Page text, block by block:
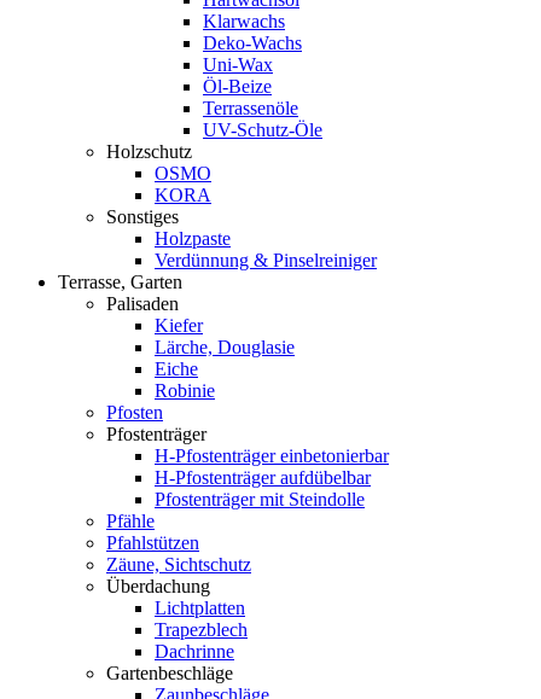
Klarwachs
Deko-Wachs
Uni-Wax
Öl-Beize
Terrassenöle
UV-Schutz-Öle
Holzschutz
OSMO
KORA
Sonstiges
Holzpaste
Verdünnung & Pinselreiniger
Terrasse, Garten
Palisaden
Kiefer
Lärche, Douglasie
Eiche
Robinie
Pfosten
Pfostenträger
H-Pfostenträger einbetonierbar
H-Pfostenträger aufdübelbar
Pfostenträger mit Steindolle
Pfähle
Pfahlstützen
Zäune, Sichtschutz
Überdachung
Lichtplatten
Trapezblech
Dachrinne
Gartenbeschläge
Zaunbeschläge